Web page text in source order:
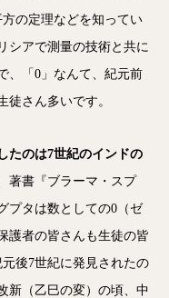
の定理などを知ってい
シアで測量の技術と共に
、「0」なんて、紀元前
徒さん多いです。
たのは7世紀のインドの
著書『ブラーマ・スプ
プタは数としての0（ゼ
護者の皆さんも生徒の皆
後7世紀に発見されたの
新（乙巳の変）の頃、中